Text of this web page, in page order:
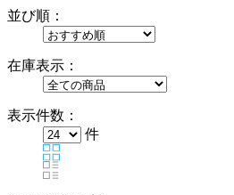
並び順：
在庫表示：
表示件数：
件